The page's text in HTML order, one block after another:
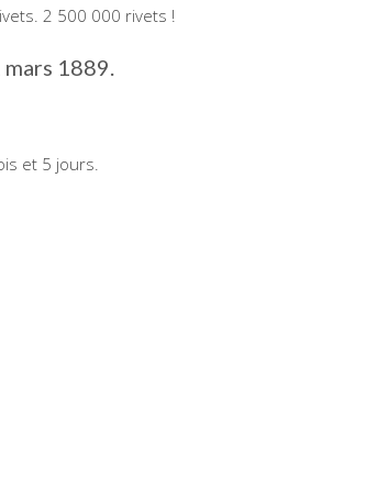
2 500 000 rivets !
1889.
et 5 jours.